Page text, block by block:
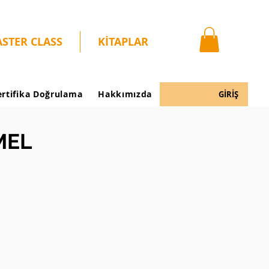
CLASS KİTAPLAR
Doğrulama Hakkımızda GİRİŞ